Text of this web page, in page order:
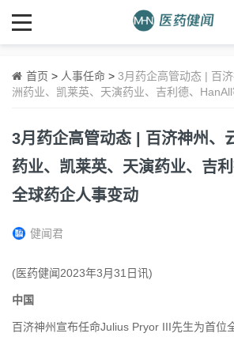
首页 > 人事任命 > 3月药企高管动态 | 百
洲药业、凯莱英、天演药业、吉利德、
3月药企高管动态 | 百济神州、
药业、凯莱英、天演药业、吉
全球药企人事变动
健闻君
(医药健闻2023年3月31日讯)
中国
百济神州宣布任命Julius Pryor III先生为首位